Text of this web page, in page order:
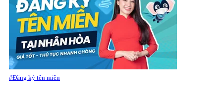
#Đăng ký tên miền